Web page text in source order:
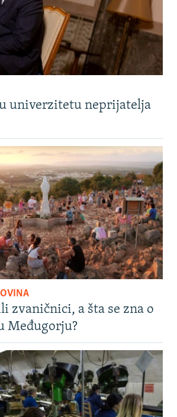
univerzitetu neprijatelja
zvaničnici, a šta se zna o
Međugorju?